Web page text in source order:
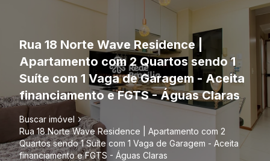
Rua 18 Norte Wave Residence |
Apartamento com 2 Quartos sendo 1
Suíte com 1 Vaga de Garagem - Aceita
financiamento e FGTS - Águas Claras
Buscar imóvel
Rua 18 Norte Wave Residence | Apartamento com 2
Quartos sendo 1 Suíte com 1 Vaga de Garagem - Aceita
financiamento e FGTS - Águas Claras